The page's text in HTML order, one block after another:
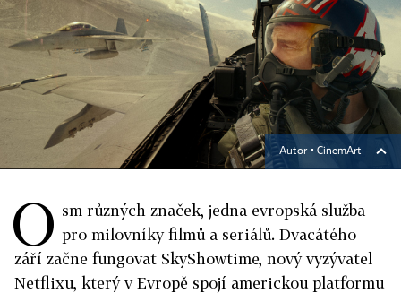
Autor ▪ CinemArt
O sm různých značek, jedna evropská služba
pro milovníky filmů a seriálů. Dvacátého
září začne fungovat SkyShowtime, nový vyzývatel
Netflixu, který v Evropě spojí americkou platformu